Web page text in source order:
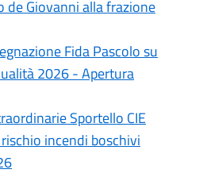
de Giovanni alla frazione
Fida Pascolo su
2026 - Apertura
Sportello CIE
incendi boschivi